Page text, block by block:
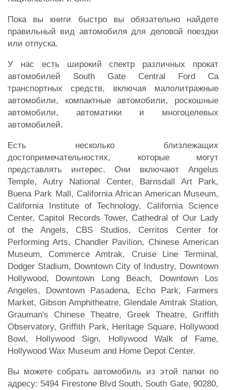
Пока вы книги быстро вы обязательно найдете
правильный вид автомобиля для деловой поездки
или отпуска.
У нас есть широкий спектр различных прокат
автомобилей South Gate Central Ford Ca
транспортных средств, включая малолитражные
автомобили, компактные автомобили, роскошные
автомобили, автоматики и многоцелевых
автомобилей.
Есть несколько близлежащих
достопримечательностях, которые могут
представлять интерес. Они включают Angelus
Temple, Autry National Center, Barnsdall Art Park,
Buena Park Mall, California African American Museum,
California Institute of Technology, California Science
Center, Capitol Records Tower, Cathedral of Our Lady
of the Angels, CBS Studios, Cerritos Center for
Performing Arts, Chandler Pavilion, Chinese American
Museum, Commerce Amtrak, Cruise Line Terminal,
Dodger Stadium, Downtown City of Industry, Downtown
Hollywood, Downtown Long Beach, Downtown Los
Angeles, Downtown Pasadena, Echo Park, Farmers
Market, Gibson Amphitheatre, Glendale Amtrak Station,
Grauman's Chinese Theatre, Greek Theatre, Griffith
Observatory, Griffith Park, Heritage Square, Hollywood
Bowl, Hollywood Sign, Hollywood Walk of Fame,
Hollywood Wax Museum and Home Depot Center.
Вы можете собрать автомобиль из этой папки по
адресу: 5494 Firestone Blvd South, South Gate, 90280,